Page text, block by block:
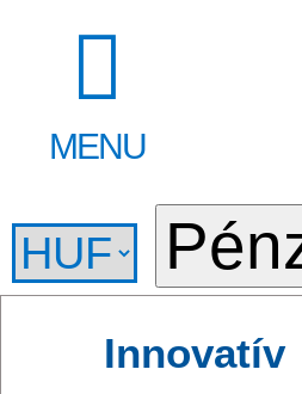
MENU
Innovatív